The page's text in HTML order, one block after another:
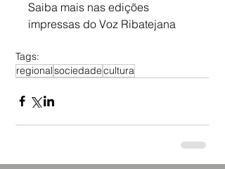
Saiba mais nas edições
impressas do Voz Ribatejana
Tags:
regionalsociedadecultura